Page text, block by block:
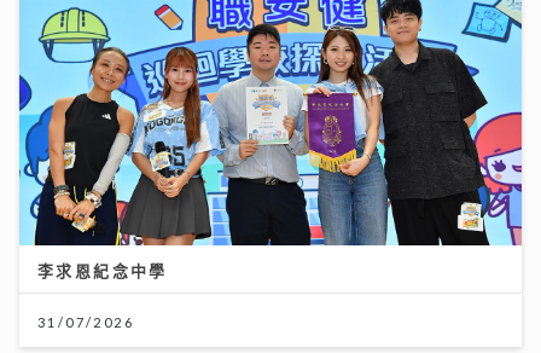
李求恩紀念中學
31/07/2026